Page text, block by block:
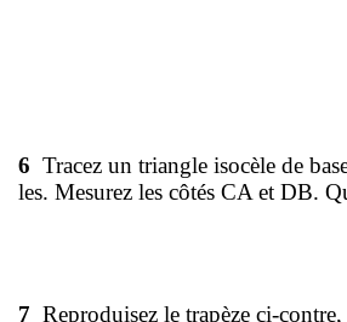
6 Tracez un triangle isocèle de
les. Mesurez les côtés CA et DB.
7 Reproduisez le trapèze ci-